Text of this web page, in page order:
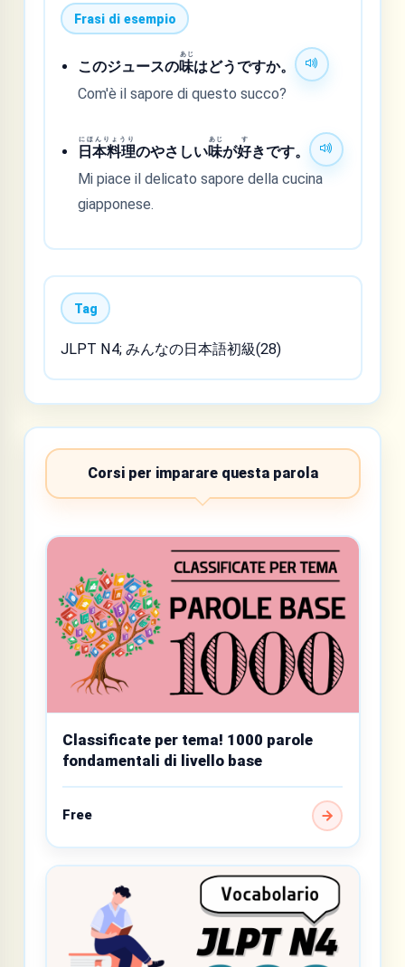
Frasi di esempio
このジュースの味
あじ
はどうですか。
Com'è il sapore di questo succo?
日本料理
にほんりょうり
のやさしい味
あじ
が好
す
きです。
Mi piace il delicato sapore della cucina
giapponese.
Tag
JLPT N4; みんなの日本語初級(28)
Corsi per imparare questa parola
Classificate per tema! 1000 parole
fondamentali di livello base
Free